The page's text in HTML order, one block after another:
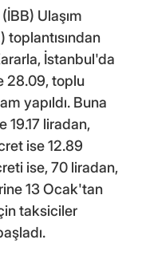
Ulaşım
İstanbul'da
28.09, toplu
yapıldı. Buna
19.17 liradan,
ise 12.89
ise, 70 liradan,
13 Ocak'tan
taksiciler